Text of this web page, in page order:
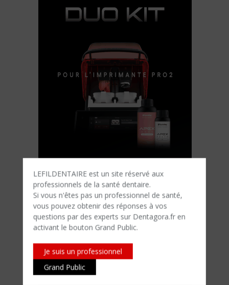
LEFILDENTAIRE est un site réservé aux
professionnels de la santé dentaire.
Si vous n'êtes​ pas un professionnel de santé,
vous pouvez obtenir des réponses à vos
questions par des experts sur Dentagora.fr en
activant le bouton Grand Public.
Je suis un professionnel
Grand Public